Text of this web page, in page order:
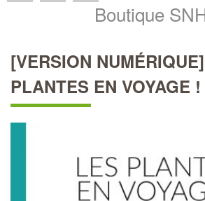
Boutique
[VERSION
PLANTES EN VOYAGE